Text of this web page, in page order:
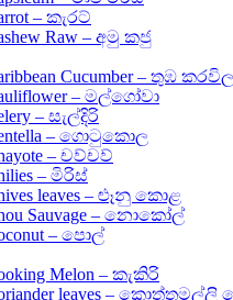
– කැරට්
Raw – අමු කජු
Cucumber – තුඹ කරවිල
– මල්ගෝවා
– සැල්දිරි
– ගොටුකොල
– චව්චව්
– මිරිස්
leaves – ළූනු කොළ
Sauvage – නොකෝල්
– පොල්
Melon – කැකිරි
leaves – කොත්තමල්ලි